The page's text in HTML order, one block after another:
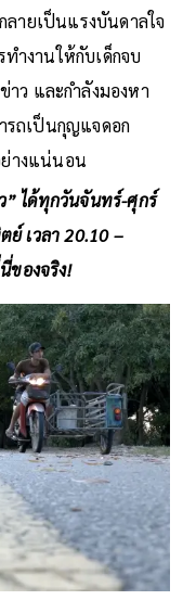
ลายเป็นแรงบันดาลใจ
ำงานให้กับเด็กจบ
าว และกำลังมองหา
รถเป็นกุญแจดอก
ย่างแน่นอน
ได้ทุกวันจันทร์-ศุกร์
ย์ เวลา 20.10 –
ของจริง!